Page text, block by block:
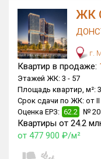
ЖК
г.
Квартир в продаже:
Этажей ЖК: 3 - 57
Площадь квартир, м²:
Срок сдачи по ЖК: от
Оценка ЕРЗ: 62.2 № 20
Квартиры от 24.2
от 477 900 ₽/м²